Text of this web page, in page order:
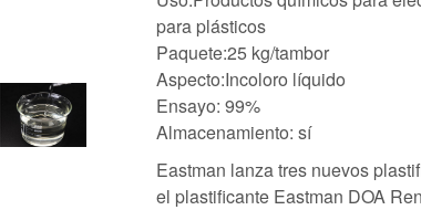
para plásticos
Paquete:25 kg/tambor
Aspecto:Incoloro líquido
Ensayo: 99%
Almacenamiento: sí
Eastman lanza tres nuevos
el plastificante Eastman DOA